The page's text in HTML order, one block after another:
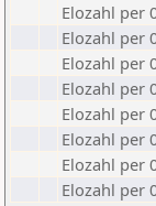
Elozahl per
Elozahl per
Elozahl per
Elozahl per
Elozahl per
Elozahl per
Elozahl per
Elozahl per